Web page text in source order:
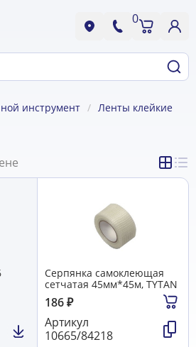
0
инструмент Ленты клейкие
Серпянка самоклеющая
сетчатая 45мм*45м, TYTAN
186₽
Артикул
10665/84218